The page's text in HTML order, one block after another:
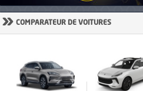
» COMPARATEUR DE VOITURES